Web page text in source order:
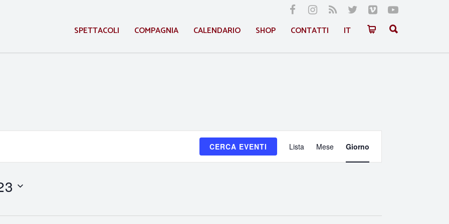
SPETTACOLI COMPAGNIA CALENDARIO SHOP CONTATTI IT
CERCA EVENTI
Evento
Viste
Lista Mese Giorno